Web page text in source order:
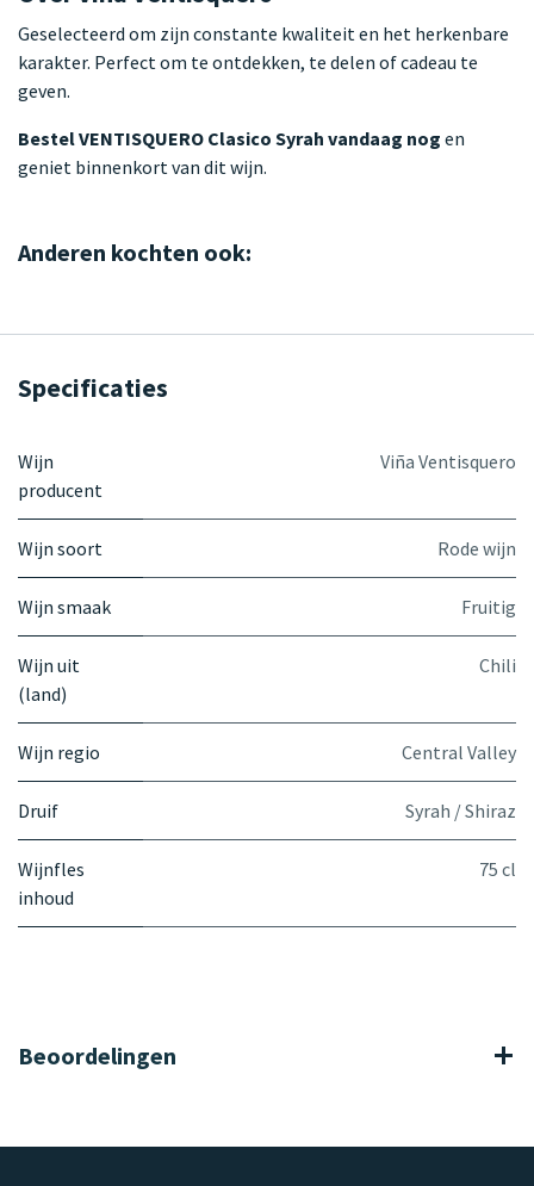
Geselecteerd om zijn constante kwaliteit en het herkenbare
karakter. Perfect om te ontdekken, te delen of cadeau te
geven.
Bestel VENTISQUERO Clasico Syrah vandaag nog en
geniet binnenkort van dit wijn.
Anderen kochten ook:
Specificaties
Wijn
producent
Viña Ventisquero
Wijn soort Rode wijn
Wijn smaak Fruitig
Wijn uit
(land)
Chili
Wijn regio Central Valley
Druif Syrah / Shiraz
Wijnfles
inhoud
75 cl
Beoordelingen